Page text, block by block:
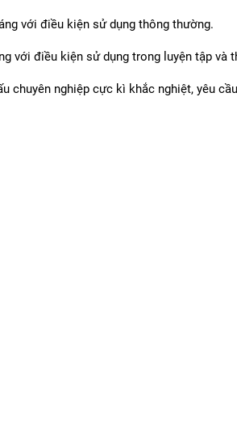
với điều kiện sử dụng thông thường.
với điều kiện sử dụng trong luyện tập và
chuyên nghiệp cực kì khắc nghiệt, yêu